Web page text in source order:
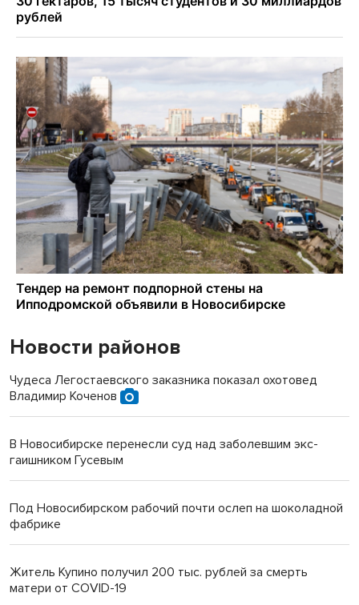
Новости районов
Чудеса Легостаевского заказника показал охотовед
Владимир Коченов
В Новосибирске перенесли суд над заболевшим экс-
гаишником Гусевым
Под Новосибирском рабочий почти ослеп на шоколадной
фабрике
Житель Купино получил 200 тыс. рублей за смерть
матери от COVID-19